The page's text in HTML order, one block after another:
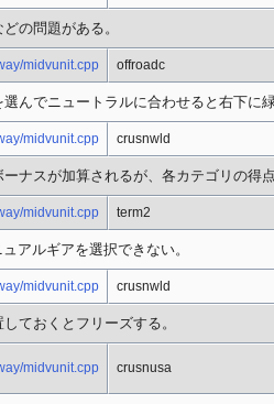
の問題がある。
midvunit.cpp offroadc
選んでニュートラルに合わせると右下に
midvunit.cpp crusnwld
ナスが加算されるが、各カテゴリの得
midvunit.cpp term2
ュアルギアを選択できない。
midvunit.cpp crusnwld
ておくとフリーズする。
midvunit.cpp crusnusa